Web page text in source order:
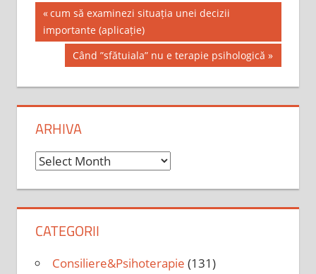
Post
navigation
Previous
Post:
cum să examinezi situația unei decizii
importante (aplicație)
Next
Post:
Când ”sfătuiala” nu e terapie psihologică
ARHIVA
Arhiva
CATEGORII
Consiliere&Psihoterapie (131)